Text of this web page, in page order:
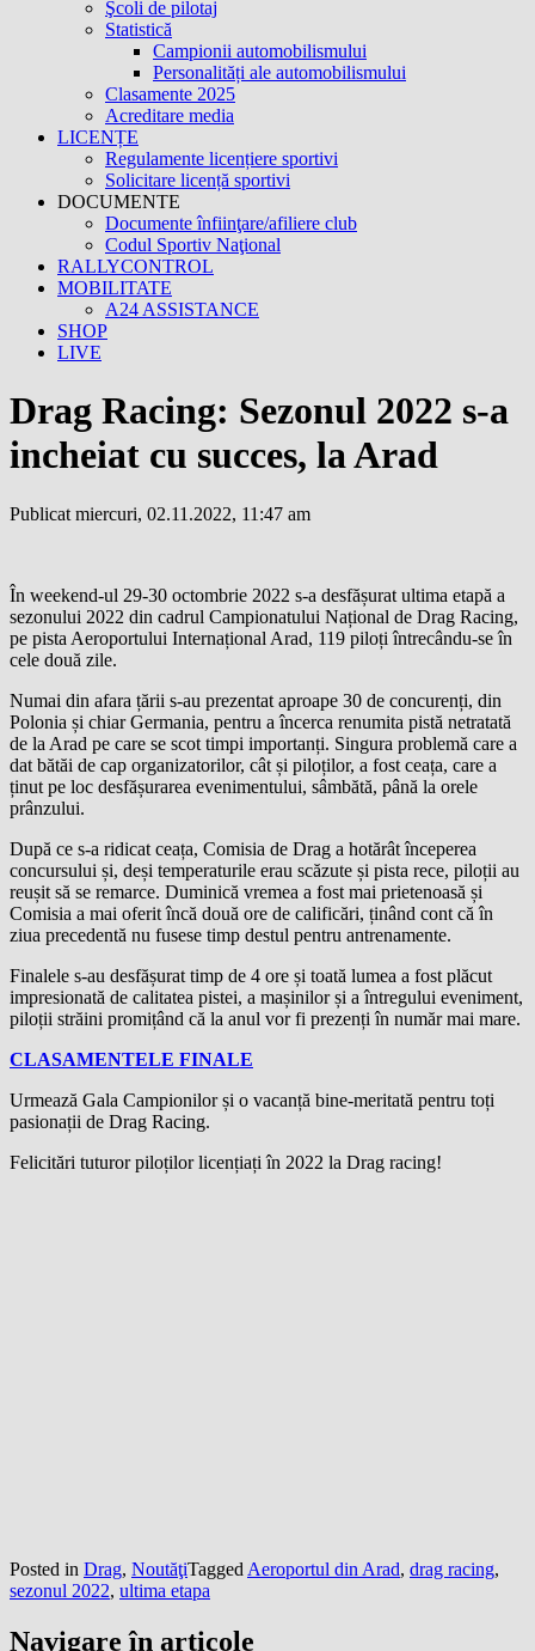
Şcoli de pilotaj
Statistică
Campionii automobilismului
Personalități ale automobilismului
Clasamente 2025
Acreditare media
LICENȚE
Regulamente licențiere sportivi
Solicitare licență sportivi
DOCUMENTE
Documente înfiinţare/afiliere club
Codul Sportiv Naţional
RALLYCONTROL
MOBILITATE
A24 ASSISTANCE
SHOP
LIVE
Drag Racing: Sezonul 2022 s-a
incheiat cu succes, la Arad
Publicat miercuri, 02.11.2022, 11:47 am
În weekend-ul 29-30 octombrie 2022 s-a desfășurat ultima etapă a
sezonului 2022 din cadrul Campionatului Național de Drag Racing,
pe pista Aeroportului Internațional Arad, 119 piloți întrecându-se în
cele două zile.
Numai din afara țării s-au prezentat aproape 30 de concurenți, din
Polonia și chiar Germania, pentru a încerca renumita pistă netratată
de la Arad pe care se scot timpi importanți. Singura problemă care a
dat bătăi de cap organizatorilor, cât și piloților, a fost ceața, care a
ținut pe loc desfășurarea evenimentului, sâmbătă, până la orele
prânzului.
După ce s-a ridicat ceața, Comisia de Drag a hotărât începerea
concursului și, deși temperaturile erau scăzute și pista rece, piloții au
reușit să se remarce. Duminică vremea a fost mai prietenoasă și
Comisia a mai oferit încă două ore de calificări, ținând cont că în
ziua precedentă nu fusese timp destul pentru antrenamente.
Finalele s-au desfășurat timp de 4 ore și toată lumea a fost plăcut
impresionată de calitatea pistei, a mașinilor și a întregului eveniment,
piloții străini promițând că la anul vor fi prezenți în număr mai mare.
CLASAMENTELE FINALE
Urmează Gala Campionilor și o vacanță bine-meritată pentru toți
pasionații de Drag Racing.
Felicitări tuturor piloților licențiați în 2022 la Drag racing!
Posted in Drag, NoutăţiTagged Aeroportul din Arad, drag racing,
sezonul 2022, ultima etapa
Navigare în articole